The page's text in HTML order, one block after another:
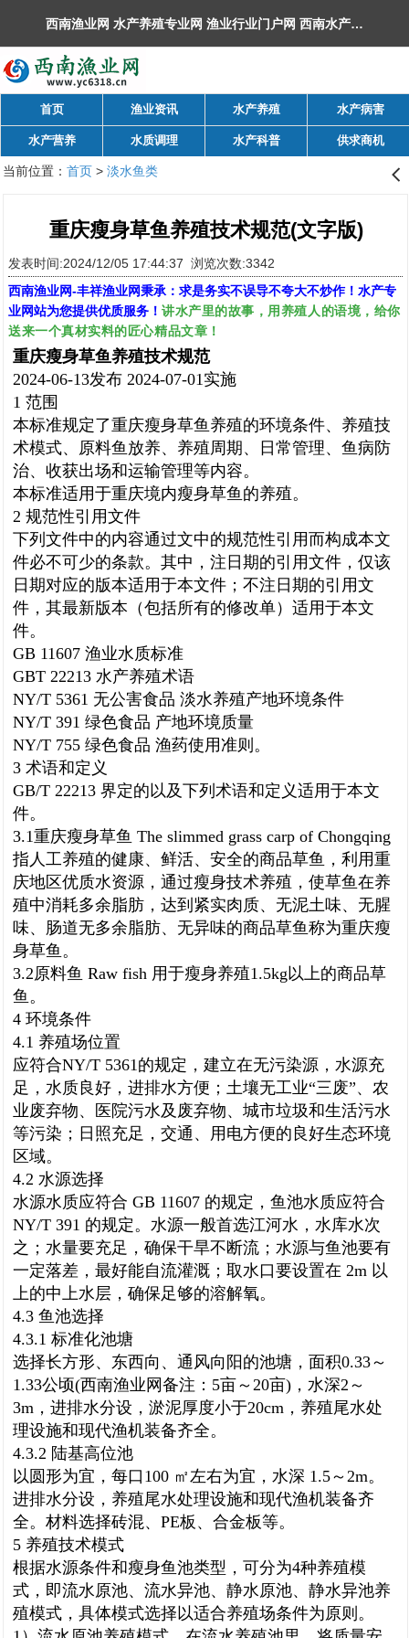
西南渔业网 水产养殖专业网 渔业行业门户网 ​西南水产网 丰祥渔业网 永川水花网，欢迎光临！
首页 渔业资讯 水产养殖 水产病害
水产营养 水质调理 水产科普 供求商机
当前位置： 首页> 淡水鱼类 󰊒
重庆瘦身草鱼养殖技术规范(文字版)
发表时间:2024/12/05 17:44:37 浏览次数:3342
西南渔业网-丰祥渔业网秉承：求是务实不误导不夸大不炒作！水产专
业网站为您提供优质服务！ 讲水产里的故事，用养殖人的语境，给你
送来一个真材实料的匠心精品文章！
重庆瘦身草鱼养殖技术规范
2024-06-13发布 2024-07-01实施
1 范围
本标准规定了重庆瘦身草鱼养殖的环境条件、养殖技
术模式、原料鱼放养、养殖周期、日常管理、鱼病防
治、收获出场和运输管理等内容。
本标准适用于重庆境内瘦身草鱼的养殖。
2 规范性引用文件
下列文件中的内容通过文中的规范性引用而构成本文
件必不可少的条款。其中，注日期的引用文件，仅该
日期对应的版本适用于本文件；不注日期的引用文
件，其最新版本（包括所有的修改单）适用于本文
件。
GB 11607 渔业水质标准
GBT 22213 水产养殖术语
NY/T 5361 无公害食品 淡水养殖产地环境条件
NY/T 391 绿色食品 产地环境质量
NY/T 755 绿色食品 渔药使用准则。
3 术语和定义
GB/T 22213 界定的以及下列术语和定义适用于本文
件。
3.1重庆瘦身草鱼 The slimmed grass carp of Chongqing
指人工养殖的健康、鲜活、安全的商品草鱼，利用重
庆地区优质水资源，通过瘦身技术养殖，使草鱼在养
殖中消耗多余脂肪，达到紧实肉质、无泥土味、无腥
味、肠道无多余脂肪、无异味的商品草鱼称为重庆瘦
身草鱼。
3.2原料鱼 Raw fish 用于瘦身养殖1.5kg以上的商品草
鱼。
4 环境条件
4.1 养殖场位置
应符合NY/T 5361的规定，建立在无污染源，水源充
足，水质良好，进排水方便；土壤无工业“三废”、农
业废弃物、医院污水及废弃物、城市垃圾和生活污水
等污染；日照充足，交通、用电方便的良好生态环境
区域。
4.2 水源选择
水源水质应符合 GB 11607 的规定，鱼池水质应符合
NY/T 391 的规定。水源一般首选江河水，水库水次
之；水量要充足，确保干旱不断流；水源与鱼池要有
一定落差，最好能自流灌溉；取水口要设置在 2m 以
上的中上水层，确保足够的溶解氧。
4.3 鱼池选择
4.3.1 标准化池塘
选择长方形、东西向、通风向阳的池塘，面积0.33～
1.33公顷(西南渔业网备注：5亩～20亩) ，水深2～
3m，进排水分设，淤泥厚度小于20cm，养殖尾水处
理设施和现代渔机装备齐全。
4.3.2 陆基高位池
以圆形为宜，每口100 ㎡左右为宜，水深 1.5～2m。
进排水分设，养殖尾水处理设施和现代渔机装备齐
全。材料选择砖混、PE板、合金板等。
5 养殖技术模式
根据水源条件和瘦身鱼池类型，可分为4种养殖模
式，即流水原池、流水异池、静水原池、静水异池养
殖模式，具体模式选择以适合养殖场条件为原则。